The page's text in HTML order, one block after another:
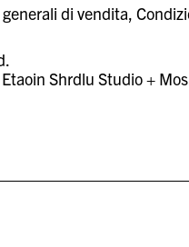
di vendita
Etaoin Shrdlu Studio+